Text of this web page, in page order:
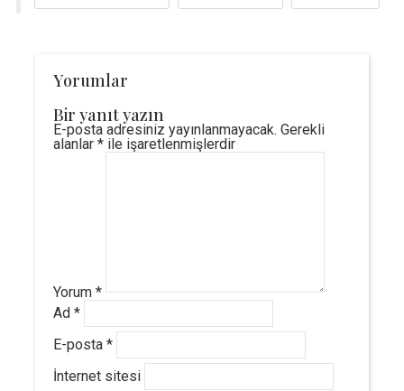
Yorumlar
Bir yanıt yazın
E-posta adresiniz yayınlanmayacak. Gerekli
alanlar *ile işaretlenmişlerdir
Yorum *
Ad *
E-posta *
İnternet sitesi